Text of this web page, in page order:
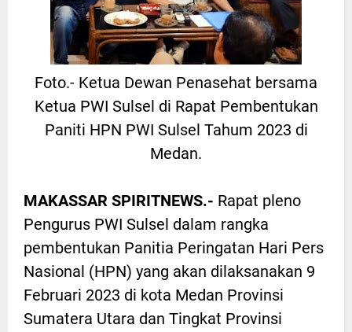
Foto.- Ketua Dewan Penasehat bersama
Ketua PWI Sulsel di Rapat Pembentukan
Paniti HPN PWI Sulsel Tahum 2023 di
Medan.
MAKASSAR SPIRITNEWS.- Rapat pleno
Pengurus PWI Sulsel dalam rangka
pembentukan Panitia Peringatan Hari Pers
Nasional (HPN) yang akan dilaksanakan 9
Februari 2023 di kota Medan Provinsi
Sumatera Utara dan Tingkat Provinsi